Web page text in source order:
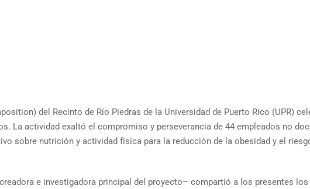
del Recinto de Río Piedras de la Universidad de Puerto Rico (UPR)
La actividad exaltó el compromiso y perseverancia de 44 empleados no
sobre nutrición y actividad física para la reducción de la obesidad y el
e investigadora principal del proyecto– compartió a los presentes